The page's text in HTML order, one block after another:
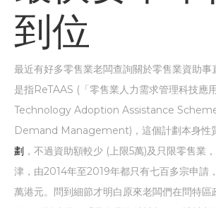
到位
最近有好多零售業老闆查詢關於零售業資助事
是指ReTAAS (「零售業人力需求管理科技應
Technology Adoption Assistance
Demand Management)，這個計劃本身性
劃 ，不過資助額較少 (上限5萬)及只限零售業
津，由2014年至2019年都只有七百多宗申請
萬港元。問到細節才明白原來老闆們在問特區